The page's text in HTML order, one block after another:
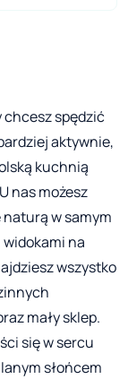
chcesz spędzić
aktywnie,
kuchnią
nas możesz
w samym
widokami na
wszystko
mały sklep.
się w sercu
słońcem